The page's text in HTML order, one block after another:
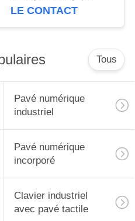
grande précision de
LE CONTACT
Tous
Pavé numérique
industriel
Pavé numérique
incorporé
Clavier industriel
avec pavé tactile